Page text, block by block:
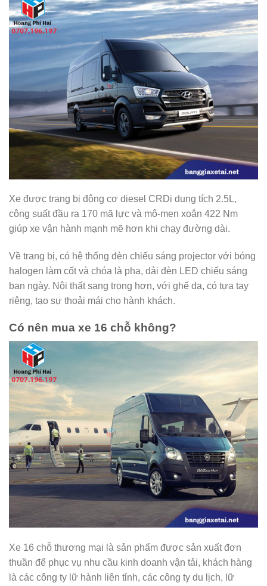
Xe được trang bị động cơ diesel CRDi dung tích 2.5L,
công suất đầu ra 170 mã lực và mô-men xoắn 422 Nm
giúp xe vận hành mạnh mẽ hơn khi chạy đường dài.
Về trang bị, có hệ thống đèn chiếu sáng projector với bóng
halogen làm cốt và chóa là pha, dải đèn LED chiếu sáng
ban ngày. Nội thất sang trọng hơn, với ghế da, có tựa tay
riêng, tạo sự thoải mái cho hành khách.
Có nên mua xe 16 chỗ không?
Xe 16 chỗ thương mại là sản phẩm được sản xuất đơn
thuần để phục vụ nhu cầu kinh doanh vận tải, khách hàng
là các công ty lữ hành liên tỉnh, các công ty du lịch, lữ